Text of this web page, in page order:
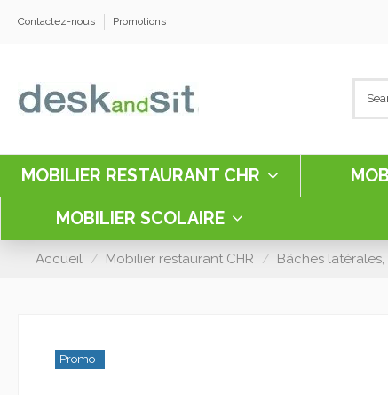
Contactez-nous Promotions
MOBILIER RESTAURANT CHR
MOBILIER SCOLAIRE
Accueil Mobilier restaurant CHR Bâches
Promo !